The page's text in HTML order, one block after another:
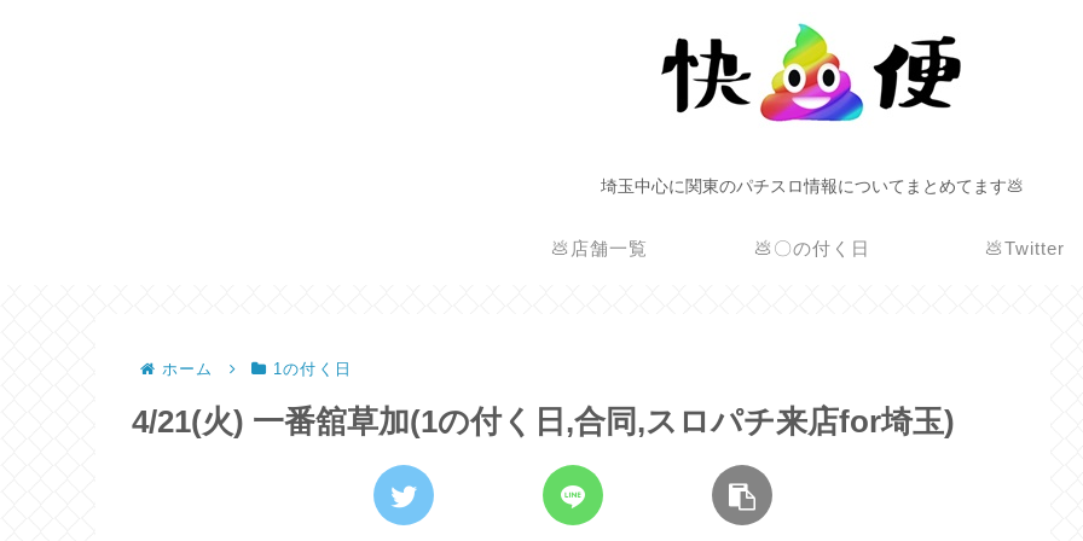
埼玉中心に関東のパチスロ情報についてまとめてます💩
💩店舗一覧 💩〇の付く日 💩Twitter
ホーム 1の付く日
4/21(火) 一番舘草加(1の付く日,合同,スロパチ来店for埼玉)